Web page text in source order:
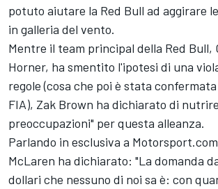
potuto aiutare la Red Bull ad aggirare
in galleria del vento.
Mentre il team principal della Red Bull,
Horner, ha smentito l'ipotesi di una
regole (cosa che poi è stata
FIA), Zak Brown ha dichiarato di
preoccupazioni" per questa alleanza.
Parlando in esclusiva a
McLaren ha dichiarato: "La domanda
dollari che nessuno di noi sa è: con